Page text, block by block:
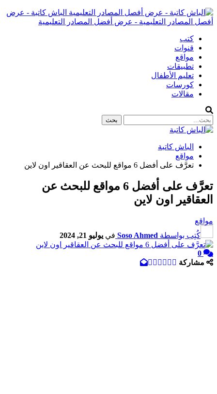
الباش كاتبة - عرض
أفصل المصادر التعليمية - عرض أفضل المصادر التعليمية
كتب
قنوات
مواقع
تطبيقات
تعليم الأطفال
كورسات
مقالات
الباش كاتبة
مواقع
تعرَّف على أفضل 6 مواقع للبحث عن العقاقير اون لاين
تعرَّف على أفضل 6 مواقع للبحث عن
العقاقير اون لاين
مواقع
كُتِب بواسطة Soso Ahmed في يوليو 21, 2024
0
مشاركة